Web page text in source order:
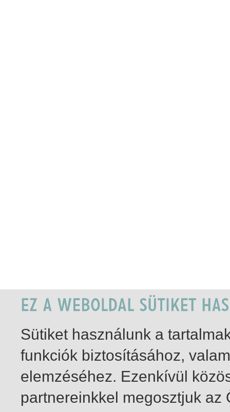
Sütiket használunk a
funkciók biztosításához,
elemzéséhez. Ezenkívül
partnereinkkel megosztjuk